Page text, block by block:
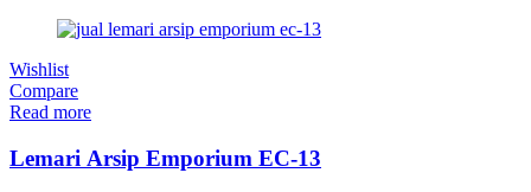
Wishlist
Compare
Read more
Lemari Arsip Emporium EC-13